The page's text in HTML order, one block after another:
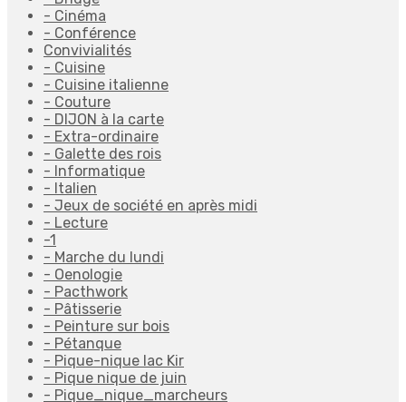
- Cinéma
- Conférence
Convivialités
- Cuisine
- Cuisine italienne
- Couture
- DIJON à la carte
- Extra-ordinaire
- Galette des rois
- Informatique
- Italien
- Jeux de société en après midi
- Lecture
-1
- Marche du lundi
- Oenologie
- Pacthwork
- Pâtisserie
- Peinture sur bois
- Pétanque
- Pique-nique lac Kir
- Pique nique de juin
- Pique_nique_marcheurs